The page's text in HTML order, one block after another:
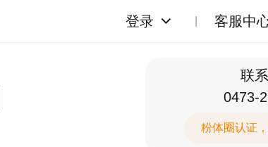
登录 客服中
联
0473-
粉体圈认证